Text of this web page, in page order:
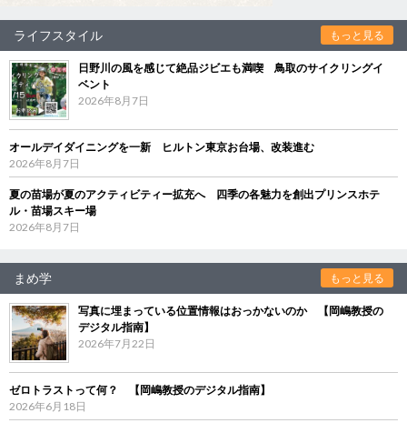
ライフスタイル もっと見る
日野川の風を感じて絶品ジビエも満喫 鳥取のサイクリングイ
ベント
2026年8月7日
オールデイダイニングを一新 ヒルトン東京お台場、改装進む
2026年8月7日
夏の苗場が夏のアクティビティー拡充へ 四季の各魅力を創出プリンスホテ
ル・苗場スキー場
2026年8月7日
まめ学 もっと見る
写真に埋まっている位置情報はおっかないのか 【岡嶋教授の
デジタル指南】
2026年7月22日
ゼロトラストって何？ 【岡嶋教授のデジタル指南】
2026年6月18日